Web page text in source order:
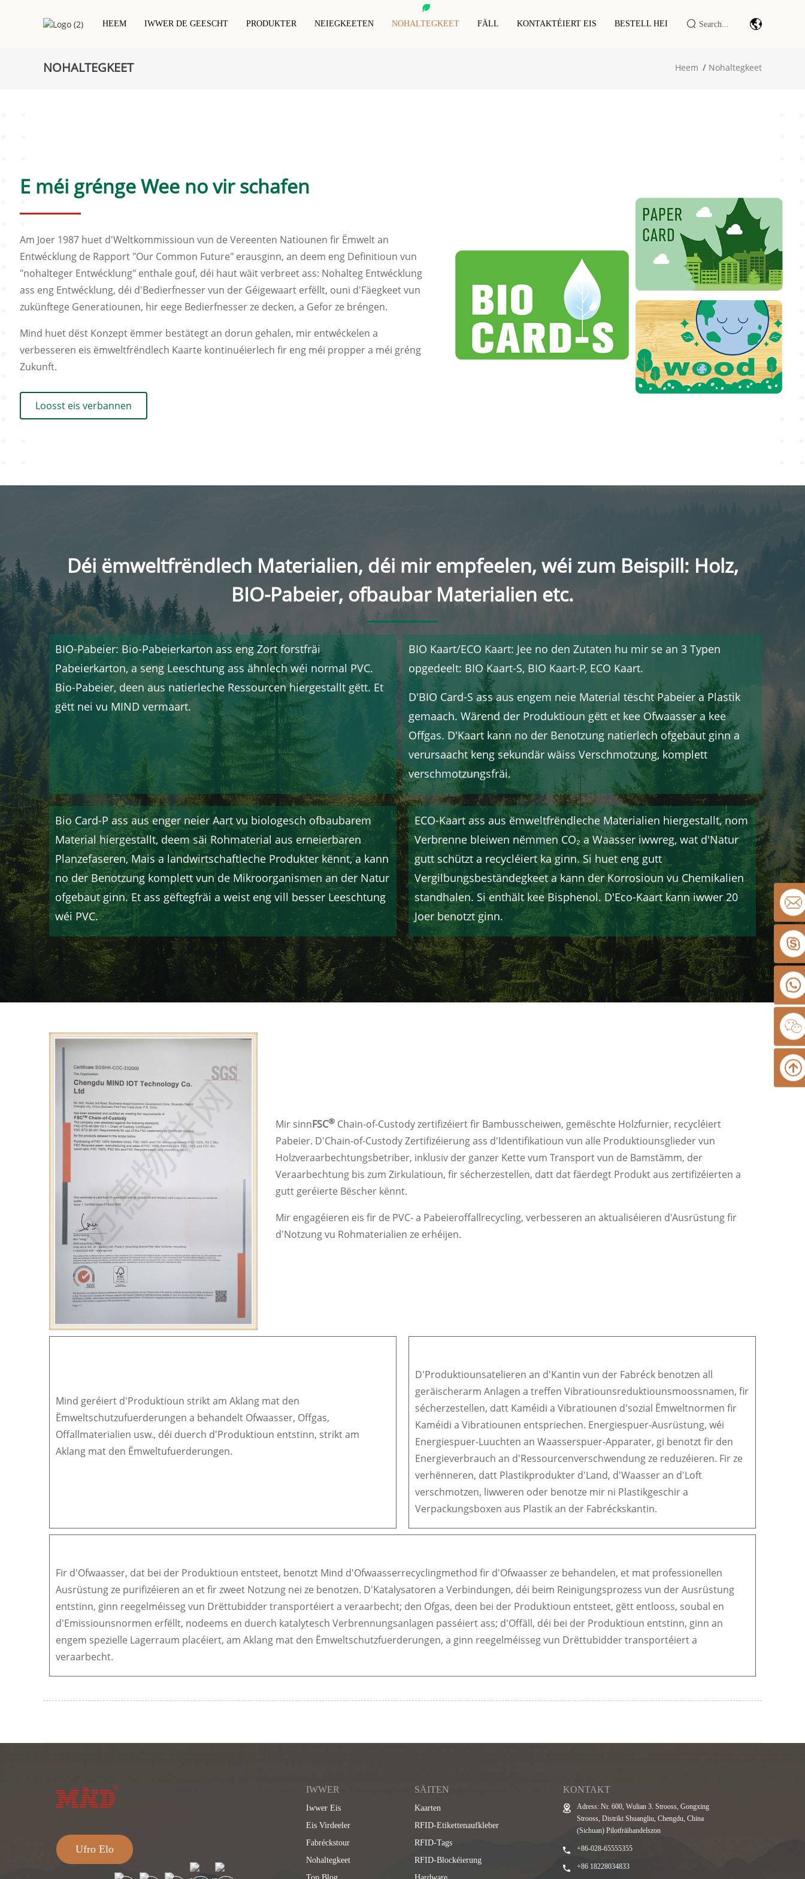
HEEM IWWER DE GEESCHT PRODUKTER NEIEGKEETEN NOHALTEGKEET FÄLL KONTAKTÉIERT EIS BESTELL HEI
NOHALTEGKEET Heem Nohaltegkeet
E méi grénge Wee no vir schafen
Am Joer 1987 huet d'Weltkommissioun vun de Vereenten Natiounen fir Ëmwelt an
Entwécklung de Rapport "Our Common Future" erausginn, an deem eng Definitioun vun
"nohalteger Entwécklung" enthale gouf, déi haut wäit verbreet ass: Nohalteg Entwécklung
ass eng Entwécklung, déi d'Bedierfnesser vun der Géigewaart erfëllt, ouni d'Fäegkeet vun
zukünftege Generatiounen, hir eege Bedierfnesser ze decken, a Gefor ze bréngen.
Mind huet dëst Konzept ëmmer bestätegt an dorun gehalen, mir entwéckelen a
verbesseren eis ëmweltfrëndlech Kaarte kontinuéierlech fir eng méi propper a méi gréng
Zukunft.
Loosst eis verbannen
Déi ëmweltfrëndlech Materialien, déi mir empfeelen, wéi zum Beispill: Holz,
BIO-Pabeier, ofbaubar Materialien etc.
BIO-Pabeier: Bio-Pabeierkarton ass eng Zort forstfräi
Pabeierkarton, a seng Leeschtung ass ähnlech wéi normal PVC.
Bio-Pabeier, deen aus natierleche Ressourcen hiergestallt gëtt. Et
gëtt nei vu MIND vermaart.
BIO Kaart/ECO Kaart: Jee no den Zutaten hu mir se an 3 Typen
opgedeelt: BIO Kaart-S, BIO Kaart-P, ECO Kaart.
D'BIO Card-S ass aus engem neie Material tëscht Pabeier a Plastik
gemaach. Wärend der Produktioun gëtt et kee Ofwaasser a kee
Offgas. D'Kaart kann no der Benotzung natierlech ofgebaut ginn a
verursaacht keng sekundär wäiss Verschmotzung, komplett
verschmotzungsfräi.
Bio Card-P ass aus enger neier Aart vu biologesch ofbaubarem
Material hiergestallt, deem säi Rohmaterial aus erneierbaren
Planzefaseren, Mais a landwirtschaftleche Produkter kënnt, a kann
no der Benotzung komplett vun de Mikroorganismen an der Natur
ofgebaut ginn. Et ass gëftegfräi a weist eng vill besser Leeschtung
wéi PVC.
ECO-Kaart ass aus ëmweltfrëndleche Materialien hiergestallt, nom
Verbrenne bleiwen nëmmen CO₂ a Waasser iwwreg, wat d'Natur
gutt schützt a recycléiert ka ginn. Si huet eng gutt
Vergilbungsbeständegkeet a kann der Korrosioun vu Chemikalien
standhalen. Si enthält kee Bisphenol. D'Eco-Kaart kann iwwer 20
Joer benotzt ginn.
Mir sinnFSC® Chain-of-Custody zertifizéiert fir Bambusscheiwen, gemëschte Holzfurnier, recycléiert
Pabeier. D'Chain-of-Custody Zertifizéierung ass d'Identifikatioun vun alle Produktiounsglieder vun
Holzveraarbechtungsbetriber, inklusiv der ganzer Kette vum Transport vun de Bamstämm, der
Veraarbechtung bis zum Zirkulatioun, fir sécherzestellen, datt dat fäerdegt Produkt aus zertifizéierten a
gutt geréierte Bëscher kënnt.
Mir engagéieren eis fir de PVC- a Pabeieroffallrecycling, verbesseren an aktualiséieren d'Ausrüstung fir
d'Notzung vu Rohmaterialien ze erhéijen.
Mind geréiert d'Produktioun strikt am Aklang mat den
Ëmweltschutzufuerderungen a behandelt Ofwaasser, Offgas,
Offallmaterialien usw., déi duerch d'Produktioun entstinn, strikt am
Aklang mat den Ëmweltufuerderungen.
D'Produktiounsatelieren an d'Kantin vun der Fabréck benotzen all
geräischerarm Anlagen a treffen Vibratiounsreduktiounsmoossnamen, fir
sécherzestellen, datt Kaméidi a Vibratiounen d'sozial Ëmweltnormen fir
Kaméidi a Vibratiounen entspriechen. Energiespuer-Ausrüstung, wéi
Energiespuer-Luuchten an Waasserspuer-Apparater, gi benotzt fir den
Energieverbrauch an d'Ressourcenverschwendung ze reduzéieren. Fir ze
verhënneren, datt Plastikprodukter d'Land, d'Waasser an d'Loft
verschmotzen, liwweren oder benotze mir ni Plastikgeschir a
Verpackungsboxen aus Plastik an der Fabréckskantin.
Fir d'Ofwaasser, dat bei der Produktioun entsteet, benotzt Mind d'Ofwaasserrecyclingmethod fir d'Ofwaasser ze behandelen, et mat professionellen
Ausrüstung ze purifizéieren an et fir zweet Notzung nei ze benotzen. D'Katalysatoren a Verbindungen, déi beim Reinigungsprozess vun der Ausrüstung
entstinn, ginn reegelméisseg vun Drëttubidder transportéiert a veraarbecht; den Ofgas, deen bei der Produktioun entsteet, gëtt entlooss, soubal en
d'Emissiounsnormen erfëllt, nodeems en duerch katalytesch Verbrennungsanlagen passéiert ass; d'Offäll, déi bei der Produktioun entstinn, ginn an
engem spezielle Lagerraum placéiert, am Aklang mat den Ëmweltschutzfuerderungen, a ginn reegelméisseg vun Drëttubidder transportéiert a
veraarbecht.
Ufro Elo
IWWER
Iwwer Eis
Eis Virdeeler
Fabréckstour
Nohaltegkeet
SÄITEN
Kaarten
RFID-Etikettenaufkleber
RFID-Tags
RFID-Blockéierung
KONTAKT
Adress: Nr. 600, Wulian 3. Strooss, Gongxing
Strooss, Distrikt Shuangliu, Chengdu, China
(Sichuan) Pilotfräihandelszon
+86-028-65555355
+86 18228034833